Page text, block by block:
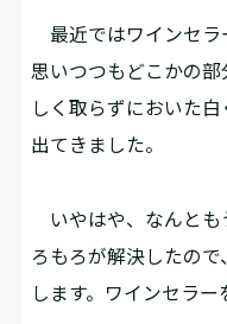
最近ではワインセラ
思いつつもどこかの
しく取らずにおいた
出てきました。
いやはや、なんとも
ろもろが解決したの
します。ワインセラー